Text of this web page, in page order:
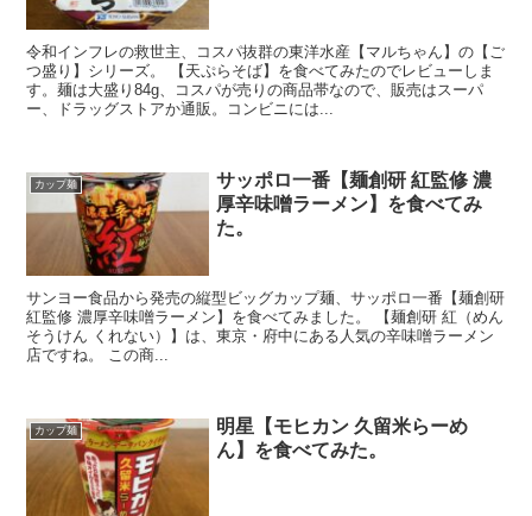
令和インフレの救世主、コスパ抜群の東洋水産【マルちゃん】の【ご
つ盛り】シリーズ。 【天ぷらそば】を食べてみたのでレビューしま
す。麺は大盛り84g、コスパが売りの商品帯なので、販売はスーパ
ー、ドラッグストアか通販。コンビニには...
カップ麺
サッポロ一番【麺創研 紅監修 濃
厚辛味噌ラーメン】を食べてみ
た。
サンヨー食品から発売の縦型ビッグカップ麺、サッポロ一番【麺創研
紅監修 濃厚辛味噌ラーメン】を食べてみました。 【麺創研 紅（めん
そうけん くれない）】は、東京・府中にある人気の辛味噌ラーメン
店ですね。 この商...
カップ麺
明星【モヒカン 久留米らーめ
ん】を食べてみた。